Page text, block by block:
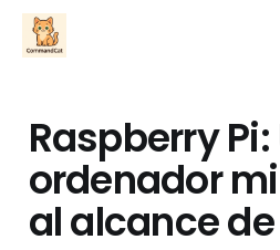
Raspberry Pi:
ordenador
al alcance